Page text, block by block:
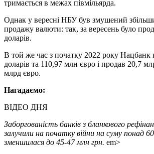
тримається в межах півмільярда.
Однак у вересні НБУ був змушений
продажу валюти: так, за вересень було
доларів.
В той же час з початку 2022 року
доларів та 110,97 млн євро і продав 20,7
млрд євро.
Нагадаємо:
ВІДЕО ДНЯ
Заборгованість банків з бланкового
залучили на початку війни на суму понад
зменшилася до 45-47 млн грн. em>